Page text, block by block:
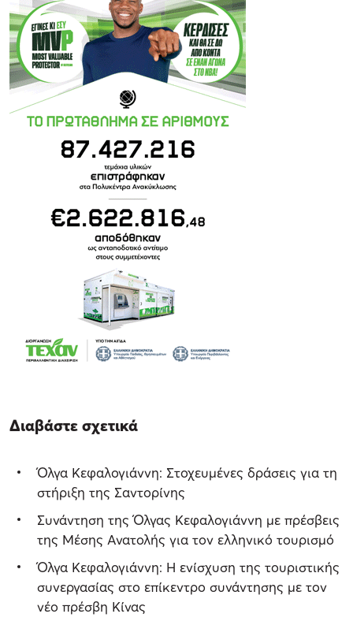
Διαβάστε σχετικά
Όλγα Κεφαλογιάννη: Στοχευμένες δράσεις για τη
στήριξη της Σαντορίνης
Συνάντηση της Όλγας Κεφαλογιάννη με πρέσβεις
της Μέσης Ανατολής για τον ελληνικό τουρισμό
Όλγα Κεφαλογιάννη: Η ενίσχυση της τουριστικής
συνεργασίας στο επίκεντρο συνάντησης με τον
νέο πρέσβη Κίνας